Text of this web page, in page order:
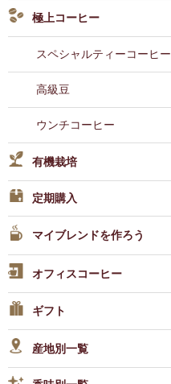
極上コーヒー
スペシャルティーコーヒー
高級豆
ウンチコーヒー
有機栽培
定期購入
マイブレンドを作ろう
オフィスコーヒー
ギフト
産地別一覧